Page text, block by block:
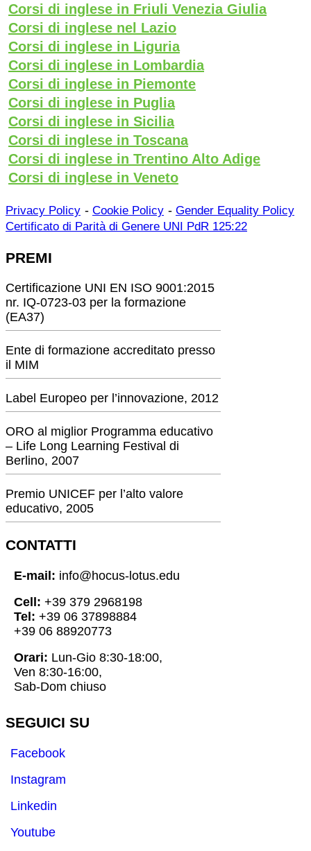
Corsi di inglese in Friuli Venezia Giulia
Corsi di inglese nel Lazio
Corsi di inglese in Liguria
Corsi di inglese in Lombardia
Corsi di inglese in Piemonte
Corsi di inglese in Puglia
Corsi di inglese in Sicilia
Corsi di inglese in Toscana
Corsi di inglese in Trentino Alto Adige
Corsi di inglese in Veneto
Privacy Policy - Cookie Policy - Gender Equality Policy
Certificato di Parità di Genere UNI PdR 125:22
PREMI
Certificazione UNI EN ISO 9001:2015
nr. IQ-0723-03 per la formazione
(EA37)
Ente di formazione accreditato presso
il MIM
Label Europeo per l’innovazione, 2012
ORO al miglior Programma educativo
– Life Long Learning Festival di
Berlino, 2007
Premio UNICEF per l’alto valore
educativo, 2005
CONTATTI
E-mail: info@hocus-lotus.edu
Cell: +39 379 2968198
Tel: +39 06 37898884
+39 06 88920773
Orari: Lun-Gio 8:30-18:00,
Ven 8:30-16:00,
Sab-Dom chiuso
SEGUICI SU
Facebook
Instagram
Linkedin
Youtube